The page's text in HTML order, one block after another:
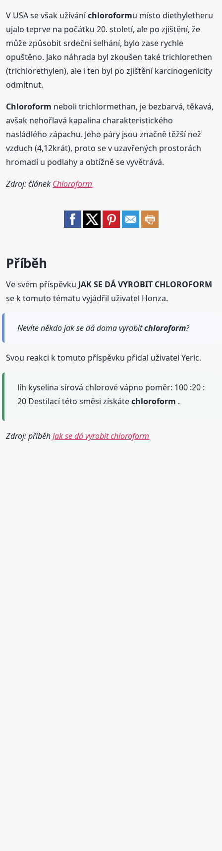
V USA se však užíváníchloroformu místo diethyletheru
ujalo teprve na počátku 20. století, ale po zjištění, že
může způsobit srdeční selhání, bylo zase rychle
opuštěno. Jako náhrada byl zkoušen také trichlorethen
(trichlorethylen), ale i ten byl po zjištění karcinogenicity
odmítnut.
Chloroform neboli trichlormethan, je bezbarvá, těkavá,
avšak nehořlavá kapalina charakteristického
nasládlého zápachu. Jeho páry jsou značně těžší než
vzduch (4,12krát), proto se v uzavřených prostorách
hromadí u podlahy a obtížně se vyvětrává.
Zdroj: článek Chloroform
Příběh
Ve svém příspěvku JAK SE DÁ VYROBIT CHLOROFORM
se k tomuto tématu vyjádřil uživatel Honza.
Nevíte někdo jak se dá doma vyrobitchloroform?
Svou reakci k tomuto příspěvku přidal uživatel Yeric.
líh kyselina sírová chlorové vápno poměr: 100 :20 :
20 Destilací této směsi získátechloroform .
Zdroj: příběhJak se dá vyrobit chloroform